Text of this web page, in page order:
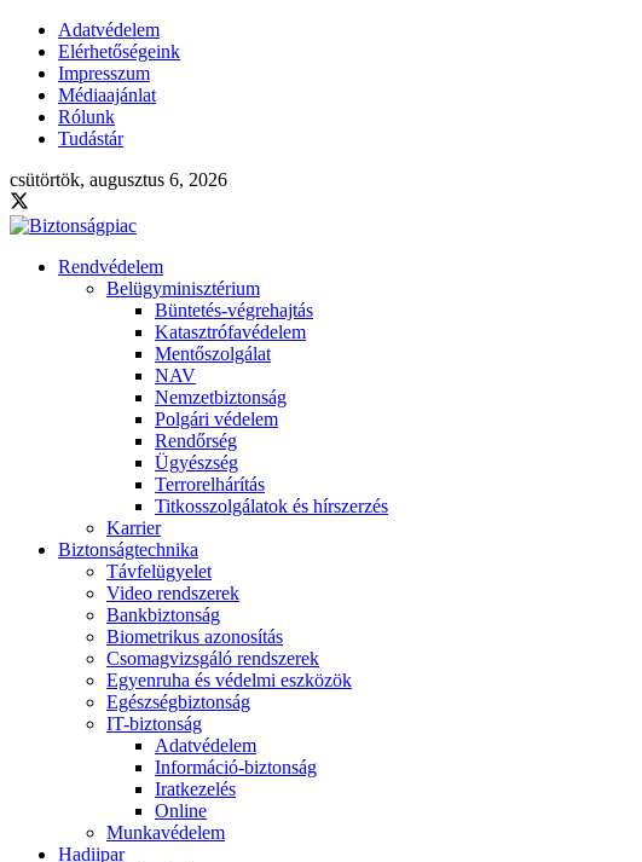
Adatvédelem
Elérhetőségeink
Impresszum
Médiaajánlat
Rólunk
Tudástár
csütörtök, augusztus 6, 2026
Rendvédelem
Belügyminisztérium
Büntetés-végrehajtás
Katasztrófavédelem
Mentőszolgálat
NAV
Nemzetbiztonság
Polgári védelem
Rendőrség
Ügyészség
Terrorelhárítás
Titkosszolgálatok és hírszerzés
Karrier
Biztonságtechnika
Távfelügyelet
Video rendszerek
Bankbiztonság
Biometrikus azonosítás
Csomagvizsgáló rendszerek
Egyenruha és védelmi eszközök
Egészségbiztonság
IT-biztonság
Adatvédelem
Információ-biztonság
Iratkezelés
Online
Munkavédelem
Hadiipar